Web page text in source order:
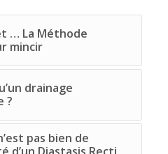
… La Méthode
mincir
drainage
?
pas bien de